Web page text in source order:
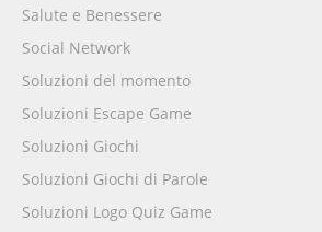
Salute e Benessere
Social Network
Soluzioni del momento
Soluzioni Escape Game
Soluzioni Giochi
Soluzioni Giochi di Parole
Soluzioni Logo Quiz Game